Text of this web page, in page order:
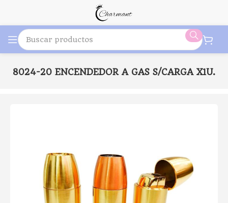
18024-20 ENCENDEDOR A GAS S/CARGA X1U.